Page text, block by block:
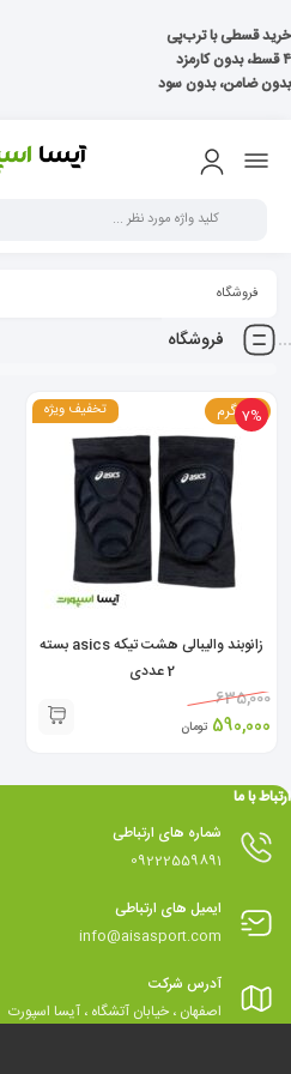
خرید قسطی با ترب‌پی
۴ قسط، بدون کارمزد
بدون ضامن، بدون سود
فروشگاه
فروشگاه
تخفیف ویژه 7%
100 گرم
زانوبند والیبالی هشت تیکه asics بسته
2 عددی
635,000
590,000 تومان
ارتباط با ما
شماره های ارتباطی
09222559891
ایمیل های ارتباطی
info@aisasport.com
آدرس شرکت
اصفهان ، خیابان آتشگاه ، آیسا اسپورت